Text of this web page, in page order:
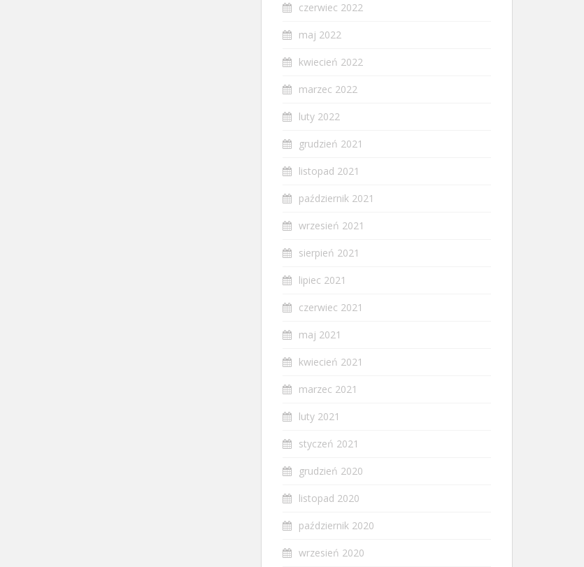
czerwiec 2022
maj 2022
kwiecień 2022
marzec 2022
luty 2022
grudzień 2021
listopad 2021
październik 2021
wrzesień 2021
sierpień 2021
lipiec 2021
czerwiec 2021
maj 2021
kwiecień 2021
marzec 2021
luty 2021
styczeń 2021
grudzień 2020
listopad 2020
październik 2020
wrzesień 2020